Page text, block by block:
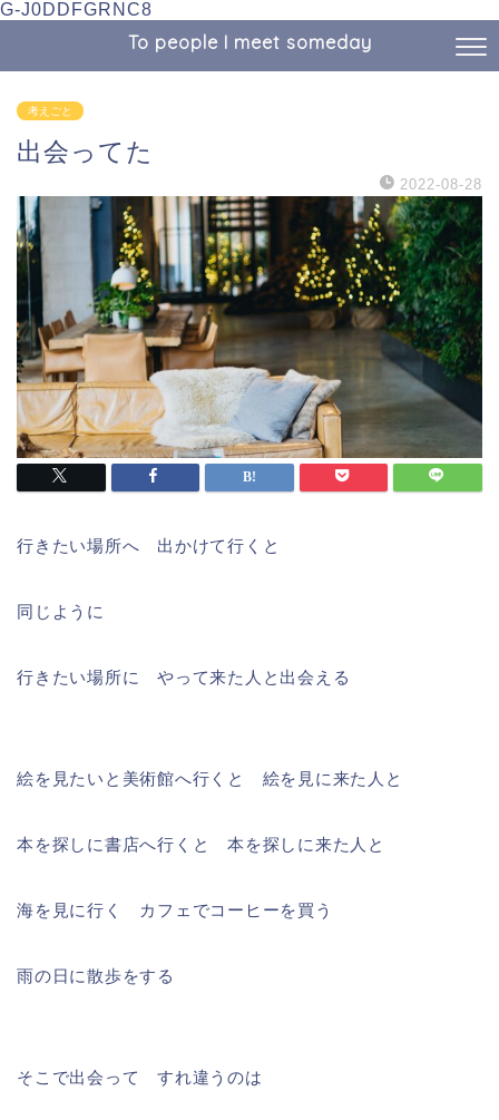
G-J0DDFGRNC8
To people I meet someday
考えごと
出会ってた
2022-08-28
行きたい場所へ 出かけて行くと
同じように
行きたい場所に やって来た人と出会える
絵を見たいと美術館へ行くと 絵を見に来た人と
本を探しに書店へ行くと 本を探しに来た人と
海を見に行く カフェでコーヒーを買う
雨の日に散歩をする
そこで出会って すれ違うのは